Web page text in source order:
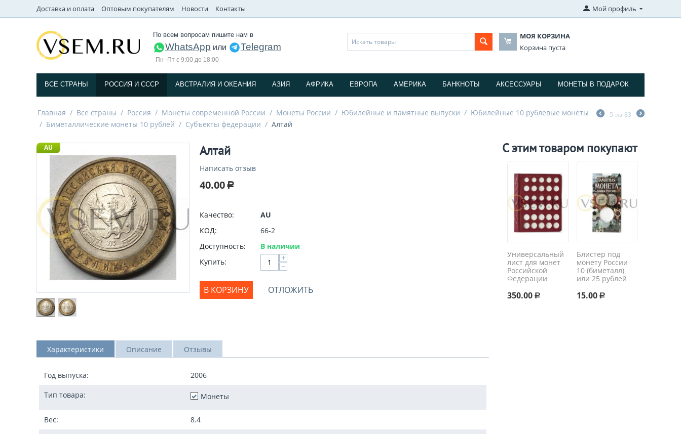
Доставка и оплата Оптовым покупателям Новости Контакты Мой профиль
По всем вопросам пишите нам в
WhatsApp или Telegram
Пн–Пт с 9:00 до 18:00
МОЯ КОРЗИНА
Корзина пуста
ВСЕ СТРАНЫ РОССИЯ И СССP АВСТРАЛИЯ И ОКЕАНИЯ АЗИЯ АФРИКА ЕВРОПА АМЕРИКА БАНКНОТЫ АКСЕССУАРЫ МОНЕТЫ В ПОДАРОК
Главная / Все страны / Россия / Монеты современной России / Монеты России / Юбилейные и памятные выпуски / Юбилейные 10 рублевые монеты
/ Биметаллические монеты 10 рублей / Субъекты федерации / Алтай
5 из 83
AU Алтай
Написать отзыв
40.00 Р
Качество:
AU
КОД:
66-2
Доступность:
В наличии
Купить:
+
−
В КОРЗИНУ ОТЛОЖИТЬ
Характеристики Описание Отзывы
Год выпуска: 2006
Тип товара: Монеты
Вес: 8.4
С этим товаром покупают
Универсальный
лист для монет
Российской
Федерации
350.00 Р
Блистер под
монету России
10 (биметалл)
или 25 рублей
15.00 Р